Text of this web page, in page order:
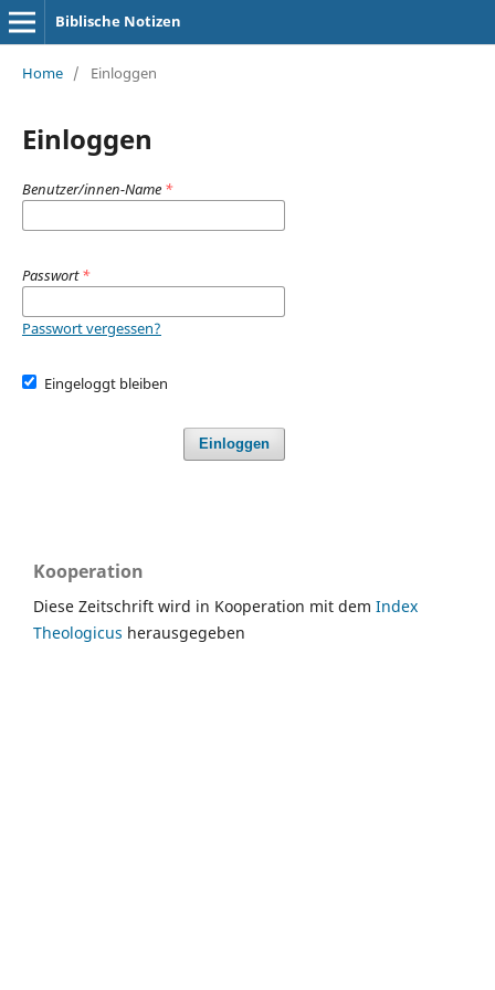
Biblische Notizen
Home / Einloggen
Einloggen
Benutzer/innen-Name *
Passwort*
Passwort vergessen?
Eingeloggt bleiben
Einloggen
Kooperation
Diese Zeitschrift wird in Kooperation mit dem Index
Theologicus herausgegeben